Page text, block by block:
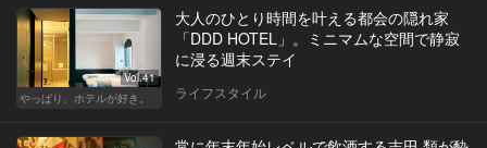
Vol.41
やっぱり、ホテルが好き。
大人のひとり時間を叶える都会の隠れ家
「DDD HOTEL」。ミニマムな空間で静寂
に浸る週末ステイ
ライフスタイル